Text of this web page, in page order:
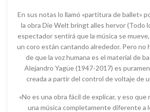
En sus notas lo llamó «partitura de ballet»
la obra Die Welt bringt alles hervor (Todo
espectador sentirá que la música se
un coro están cantando alrededor. Pero no
de que la voz humana es el material de
Alejandro Yagüe (1947-2017) es
creada a partir del control de voltaje de
«No es una obra fácil de explicar, y eso que
una música completamente diferente a